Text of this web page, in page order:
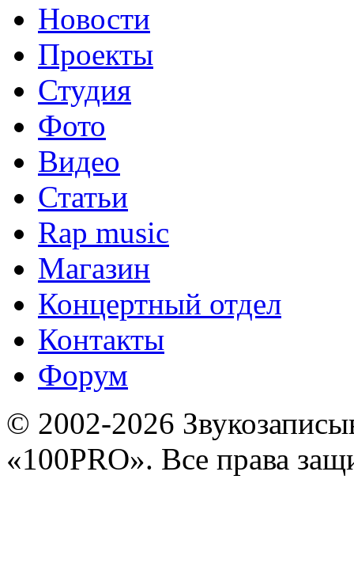
Новости
Проекты
Студия
Фото
Видео
Статьи
Rap music
Магазин
Концертный отдел
Контакты
Форум
© 2002-2026
«100PRO». Все права